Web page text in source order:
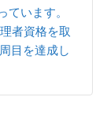
ています。
者資格を取
目を達成し